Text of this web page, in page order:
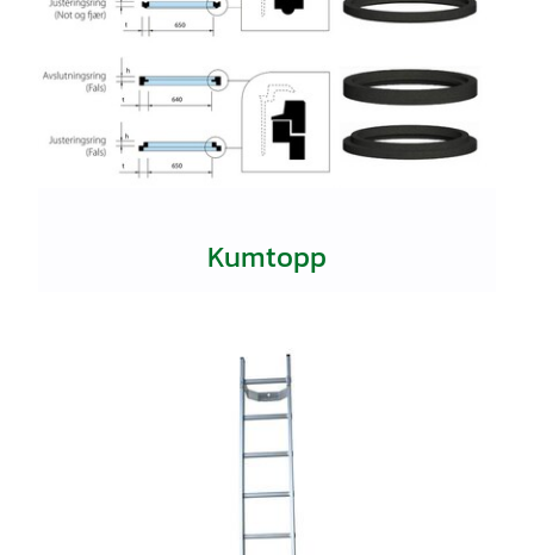
Kumtopp